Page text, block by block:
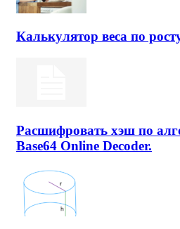
Калькулятор веса по
Расшифровать хэш по
Base64 Online Decoder.